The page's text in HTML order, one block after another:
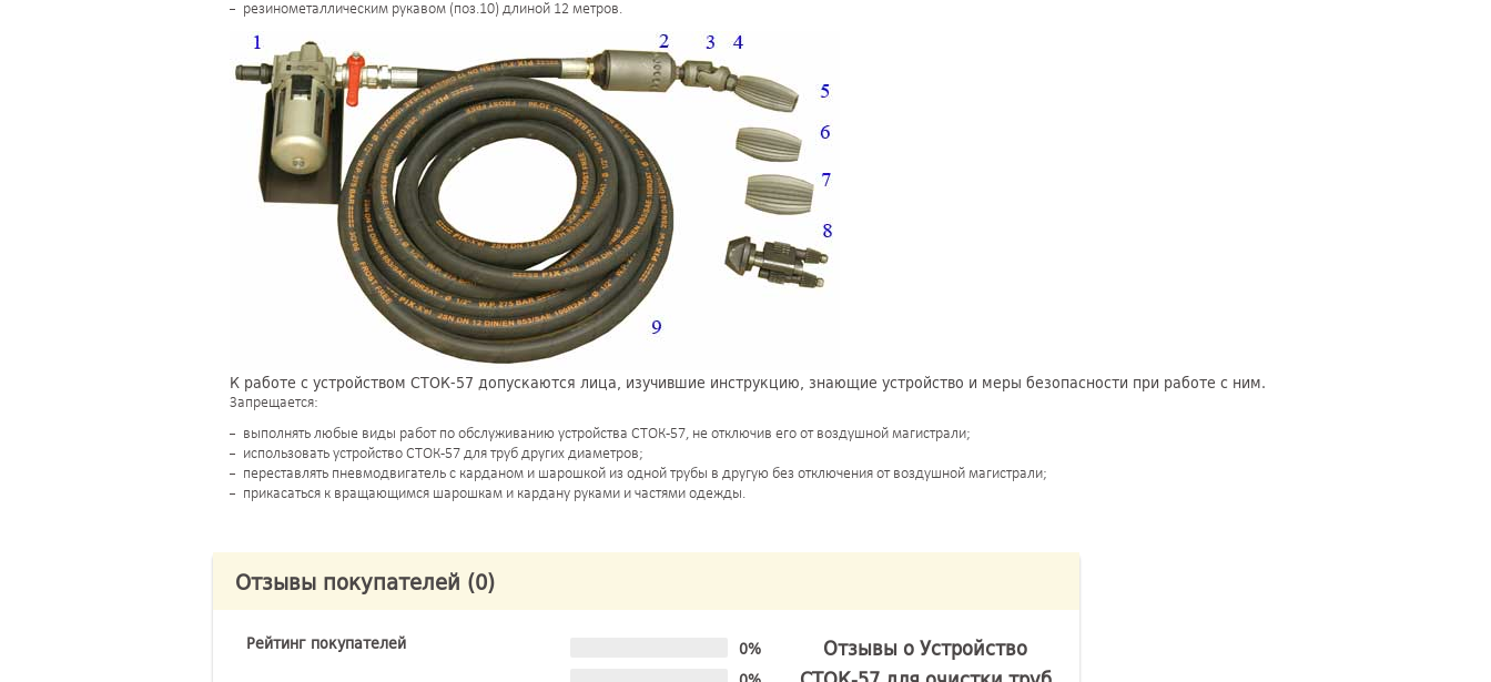
резинометаллическим рукавом (поз.10) длиной 12 метров.
К работе с устройством СТОК-57 допускаются лица, изучившие инструкцию, знающие устройство и меры безопасности при работе с ним.
Запрещается:
выполнять любые виды работ по обслуживанию устройства СТОК-57, не отключив его от воздушной магистрали;
использовать устройство СТОК-57 для труб других диаметров;
переставлять пневмодвигатель с карданом и шарошкой из одной трубы в другую без отключения от воздушной магистрали;
прикасаться к вращающимся шарошкам и кардану руками и частями одежды.
Отзывы покупателей (0)
Рейтинг покупателей
0%
Отзывы о Устройство